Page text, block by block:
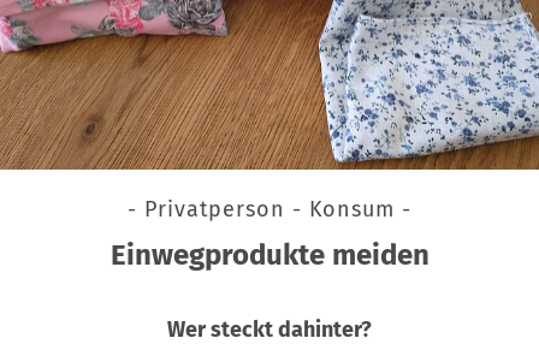
- Privatperson - Konsum -
Einwegprodukte meiden
Wer steckt dahinter?